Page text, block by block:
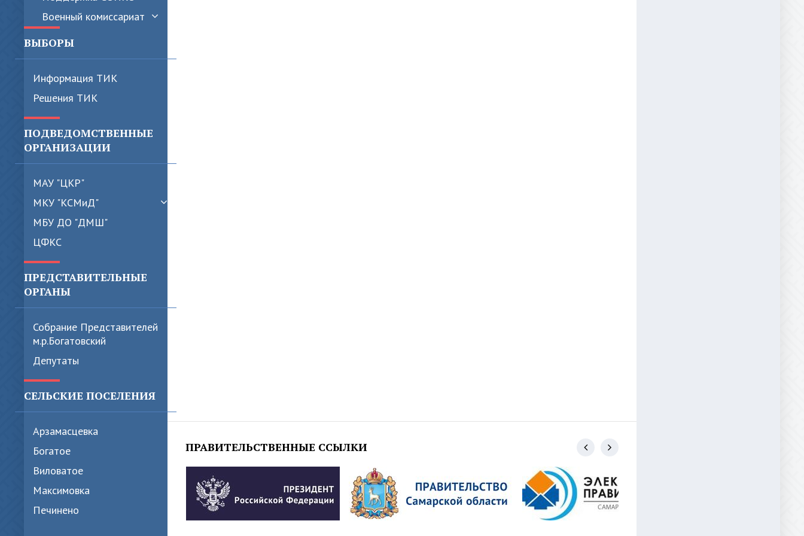
Военный комиссариат
ВЫБОРЫ
Информация ТИК
Решения ТИК
ПОДВЕДОМСТВЕННЫЕ
ОРГАНИЗАЦИИ
МАУ "ЦКР"
МКУ "КСМиД"
МБУ ДО "ДМШ"
ЦФКС
ПРЕДСТАВИТЕЛЬНЫЕ
ОРГАНЫ
Собрание Представителей
м.р.Богатовский
Депутаты
СЕЛЬСКИЕ ПОСЕЛЕНИЯ
Арзамасцевка
Богатое
Виловатое
Максимовка
Печинено
ПРАВИТЕЛЬСТВЕННЫЕ ССЫЛКИ